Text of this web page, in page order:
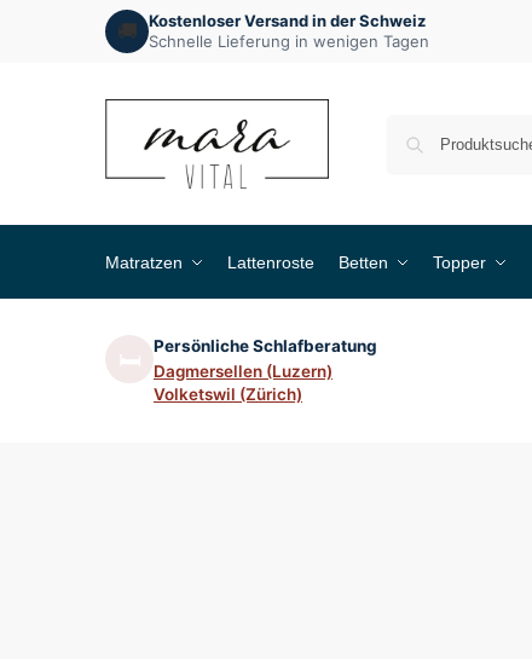
🚚
Kostenloser Versand in der Schweiz
Schnelle Lieferung in wenigen Tagen
Matratzen Lattenroste Betten Topper
Persönliche Schlafberatung
Dagmersellen (Luzern)
Volketswil (Zürich)